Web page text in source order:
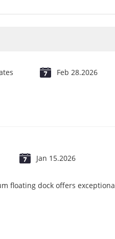
Feb 28.2026
Jan 15.2026
floating dock offers